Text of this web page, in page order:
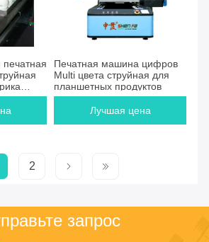
печатная
Печатная машина цифров
Multi цвета струйная для
планшетных продуктов
Лучшая цена
2
запрос